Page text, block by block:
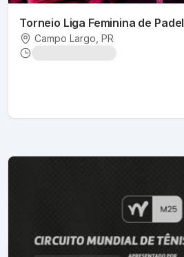
Torneio Liga Feminina de Padel
Campo Largo , PR